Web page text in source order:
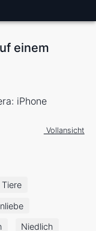
einem
iPhone
Vollansicht
Tiere
Niedlich